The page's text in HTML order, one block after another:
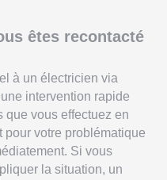
êtes recontacté
à un électricien via
intervention rapide
que vous effectuez en
pour votre problématique
Si vous
la situation, un